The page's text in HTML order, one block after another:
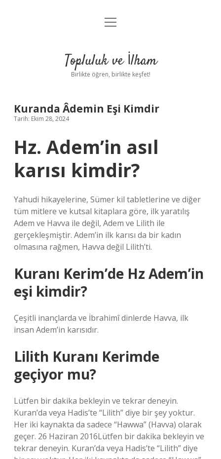
Anasayfa
Yasal Uyarı
menüyü
Topluluk ve İlham
Birlikte öğren, birlikte keşfet!
Kuranda Âdemin Eşi Kimdir
Tarih: Ekim 28, 2024
Hz. Adem’in asıl
karısı kimdir?
Yahudi hikayelerine, Sümer kil tabletlerine ve diğer
tüm mitlere ve kutsal kitaplara göre, ilk yaratılış
Adem ve Havva ile değil, Adem ve Lilith ile
gerçekleşmiştir. Adem’in ilk karısı da bir kadın
olmasına rağmen, Havva değil Lilith’ti.
Kuranı Kerim’de Hz Adem’in
eşi kimdir?
Çeşitli inançlarda ve İbrahimî dinlerde Havva, ilk
insan Adem’in karısıdır.
Lilith Kuranı Kerimde
geçiyor mu?
Lütfen bir dakika bekleyin ve tekrar deneyin.
Kuran’da veya Hadis’te “Lilith” diye bir şey yoktur.
Her iki kaynakta da sadece “Hawwa” (Havva) olarak
geçer. 26 Haziran 2016Lütfen bir dakika bekleyin ve
tekrar deneyin. Kuran’da veya Hadis’te “Lilith” diye